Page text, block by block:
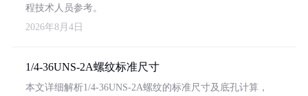
程技术人员参考。
2026年8月4日
1/4-36UNS-2A螺纹标准尺寸
本文详细解析1/4-36UNS-2A螺纹的标准尺寸及底孔计算，